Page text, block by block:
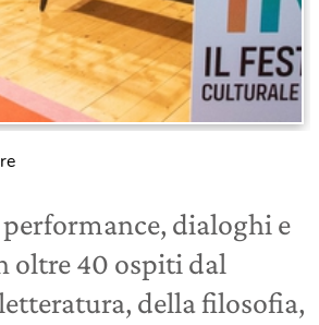
dialoghi e
oltre 40 ospiti dal
della filosofia,